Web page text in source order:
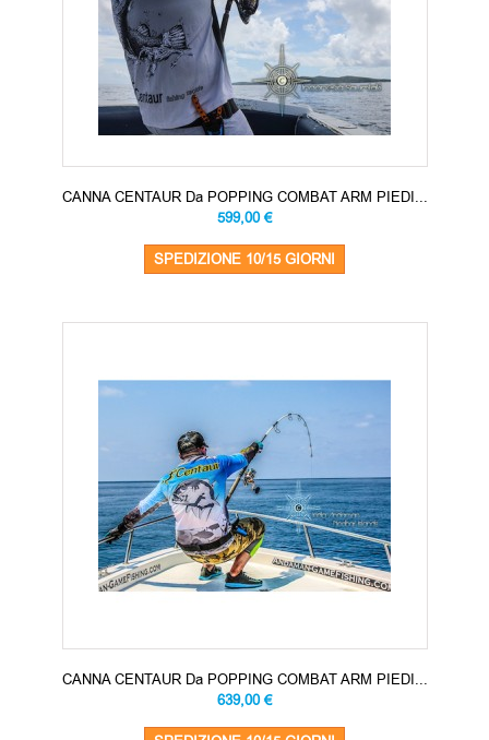
CANNA CENTAUR Da POPPING COMBAT ARM PIEDI...
599,00 €
SPEDIZIONE 10/15 GIORNI
CANNA CENTAUR Da POPPING COMBAT ARM PIEDI...
639,00 €